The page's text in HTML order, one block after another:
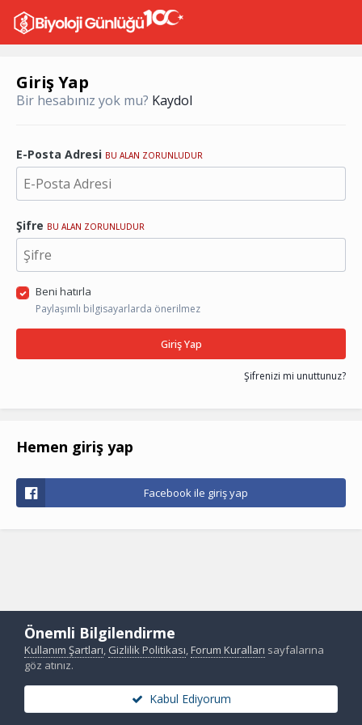
Giriş Yap
Bir hesabınız yok mu? Kaydol
E-Posta Adresi BU ALAN ZORUNLUDUR
Şifre BU ALAN ZORUNLUDUR
Beni hatırla
Paylaşımlı bilgisayarlarda önerilmez
Giriş Yap
Şifrenizi mi unuttunuz?
Hemen giriş yap
Facebook ile giriş yap
Önemli Bilgilendirme
Kullanım Şartları, Gizlilik Politikası,Forum Kuralları sayfalarına
göz atınız.
Kabul Ediyorum